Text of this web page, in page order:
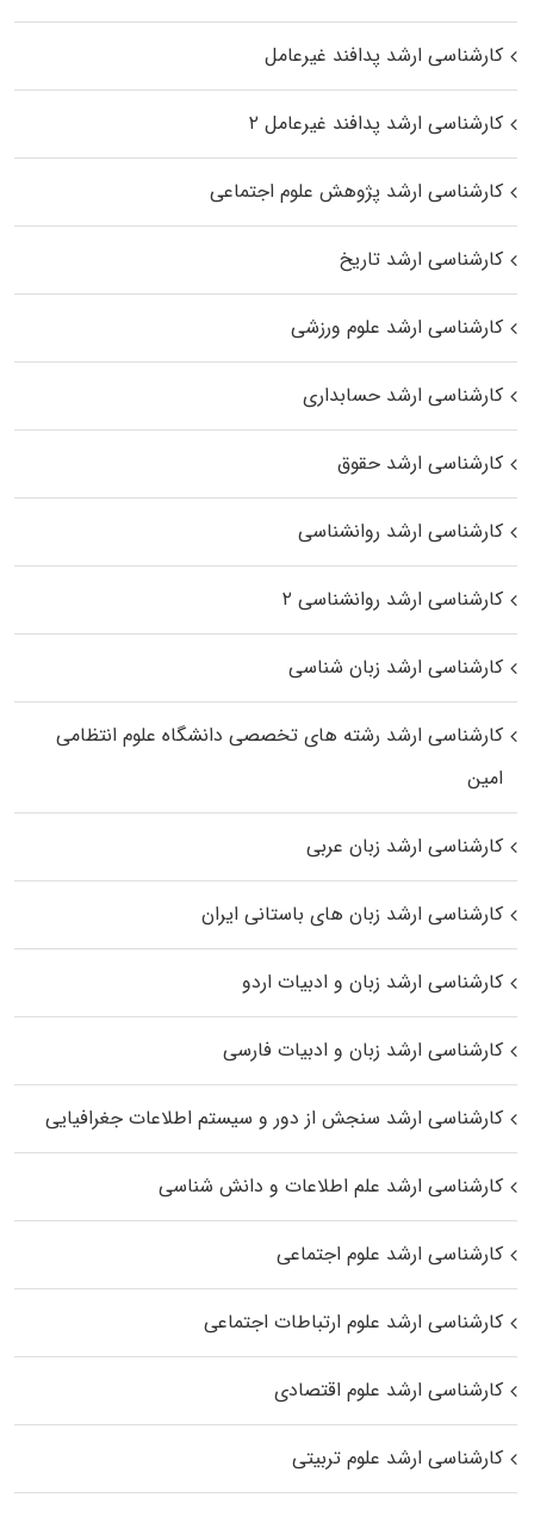
کارشناسی ارشد پدافند غیرعامل
کارشناسی ارشد پدافند غیرعامل ۲
کارشناسی ارشد پژوهش علوم اجتماعی
کارشناسی ارشد تاریخ
کارشناسی ارشد علوم ورزشی
کارشناسی ارشد حسابداری
کارشناسی ارشد حقوق
کارشناسی ارشد روانشناسی
کارشناسی ارشد روانشناسی ۲
کارشناسی ارشد زبان شناسی
کارشناسی ارشد رﺷﺘﻪ ﻫﺎی تخصصی داﻧﺸﮕﺎه ﻋﻠﻮم انتظامی
اﻣﻴﻦ
کارشناسی ارشد زبان عربی
کارشناسی ارشد زبان‌ های باستانی ایران
کارشناسی ارشد زبان و ادبیات اردو
کارشناسی ارشد زبان و ادبیات فارسی
کارشناسی ارشد سنجش از دور و سیستم اطلاعات جغرافیایی
کارشناسی ارشد علم اطلاعات و دانش شناسی
کارشناسی ارشد علوم اجتماعی
کارشناسی ارشد علوم ارتباطات اجتماعی
کارشناسی ارشد علوم اقتصادی
کارشناسی ارشد علوم تربیتی